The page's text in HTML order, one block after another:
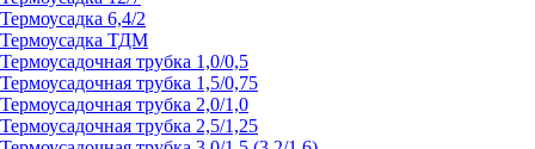
Термоусадка 6,4/2
Термоусадка ТДМ
Термоусадочная трубка 1,0/0,5
Термоусадочная трубка 1,5/0,75
Термоусадочная трубка 2,0/1,0
Термоусадочная трубка 2,5/1,25